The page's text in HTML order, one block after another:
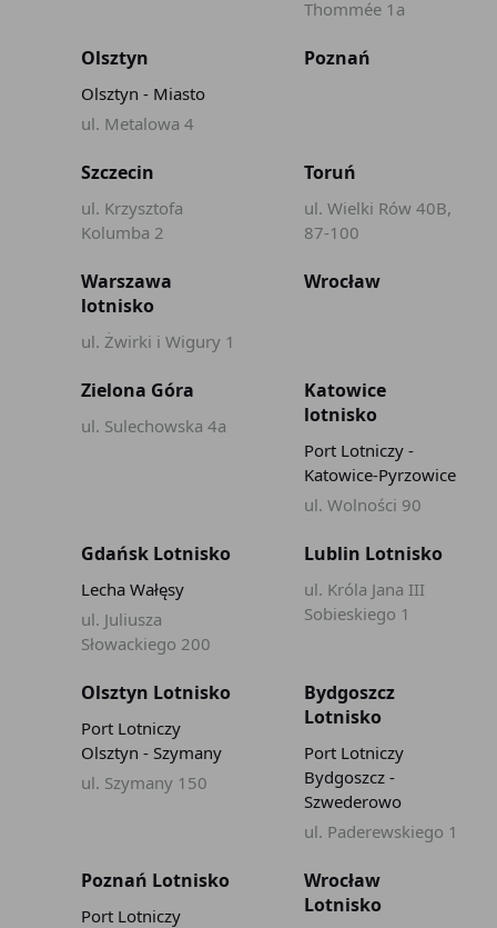
Thommée 1a
Olsztyn
Olsztyn - Miasto
ul. Metalowa 4
Poznań
Szczecin
ul. Krzysztofa
Kolumba 2
Toruń
ul. Wielki Rów 40B,
87-100
Warszawa
lotnisko
ul. Żwirki i Wigury 1
Wrocław
Zielona Góra
ul. Sulechowska 4a
Katowice
lotnisko
Port Lotniczy -
Katowice-Pyrzowice
ul. Wolności 90
Gdańsk Lotnisko
Lecha Wałęsy
ul. Juliusza
Słowackiego 200
Lublin Lotnisko
ul. Króla Jana III
Sobieskiego 1
Olsztyn Lotnisko
Port Lotniczy
Olsztyn - Szymany
ul. Szymany 150
Bydgoszcz
Lotnisko
Port Lotniczy
Bydgoszcz -
Szwederowo
ul. Paderewskiego 1
Poznań Lotnisko
Port Lotniczy
Wrocław
Lotnisko